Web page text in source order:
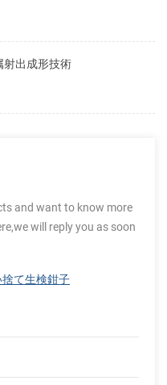
射出成形技術
and want to know more
will reply you as soon
て生検鉗子